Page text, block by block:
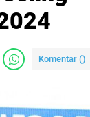
Komentar ()